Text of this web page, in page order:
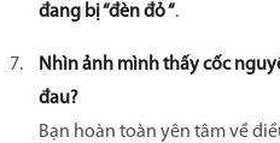
đang bị “đèn đỏ “.
Nhìn ảnh mình thấy cốc
đau?
Bạn hoàn toàn yên tâm về